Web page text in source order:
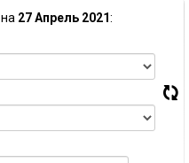
на 27 Апрель 2021: